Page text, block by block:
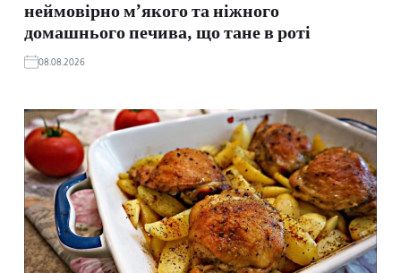
неймовірно м’якого та ніжного
домашнього печива, що тане в роті
08.08.2026